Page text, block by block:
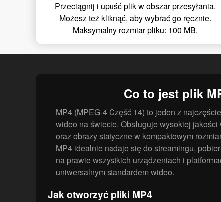
Przeciągnij i upuść plik w obszar przesyłania.
Możesz też kliknąć, aby wybrać go ręcznie.
Maksymalny rozmiar pliku: 100 MB.
Co to jest plik
MP4 (MPEG-4 Część 14) to jeden z
wideo na świecie. Obsługuje wysokiej
oraz obrazy statyczne w kompaktowym
MP4 idealnie nadaje się do streamingu,
na prawie wszystkich urządzeniach i
uniwersalnym standardem wideo.
Jak otworzyć pliki MP4